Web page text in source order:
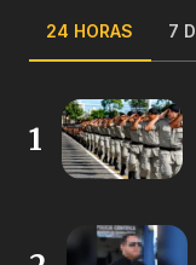
24 HORAS 7
1